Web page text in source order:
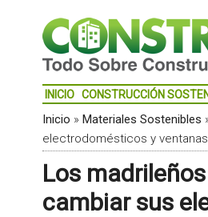
INICIO CONSTRUCCIÓN
Inicio » Materiales Sostenibles
electrodomésticos y
Los
cambiar sus